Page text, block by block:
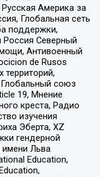
Америка за
Глобальная сеть
поддержки,
Россия Северный
Антивоенный
de Rusos
союз
19, Мнение
креста, Радио
изучения
Эберта, XZ
гендерной
имени Льва
Education,